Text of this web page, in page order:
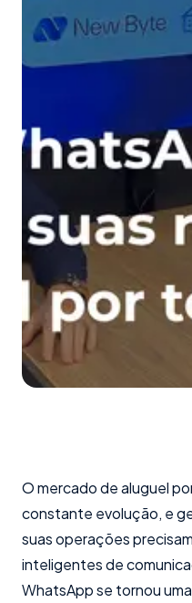
O mercado de aluguel
constante evolução, e
suas operações
inteligentes de
WhatsApp se tornou